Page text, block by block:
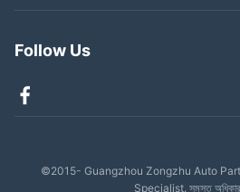
Follow Us
©2015- Guangzhou Zongzhu Auto
Specialist. সমস্ত অধিকার